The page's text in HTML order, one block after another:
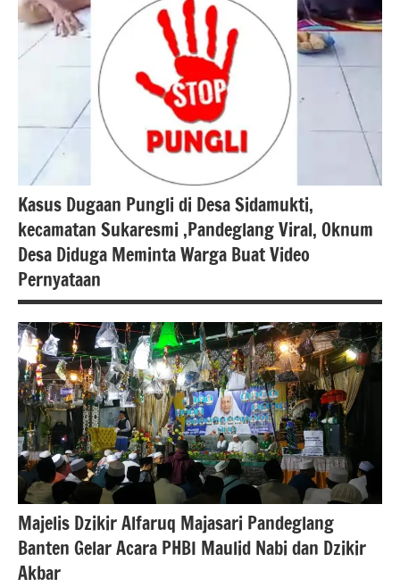
kabupaten
serang
Kasus Dugaan Pungli di Desa Sidamukti,
kecamatan Sukaresmi ,Pandeglang Viral, Oknum
Desa Diduga Meminta Warga Buat Video
Pernyataan
#berita
Pandeglang
berita
banten
berita
nasional
Majelis Dzikir Alfaruq Majasari Pandeglang
Banten Gelar Acara PHBI Maulid Nabi dan Dzikir
Akbar